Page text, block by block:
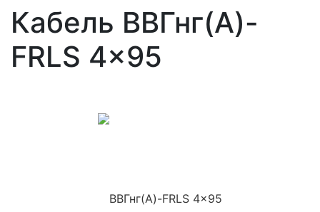
Кабель ВВГнг(A)-
FRLS 4x95